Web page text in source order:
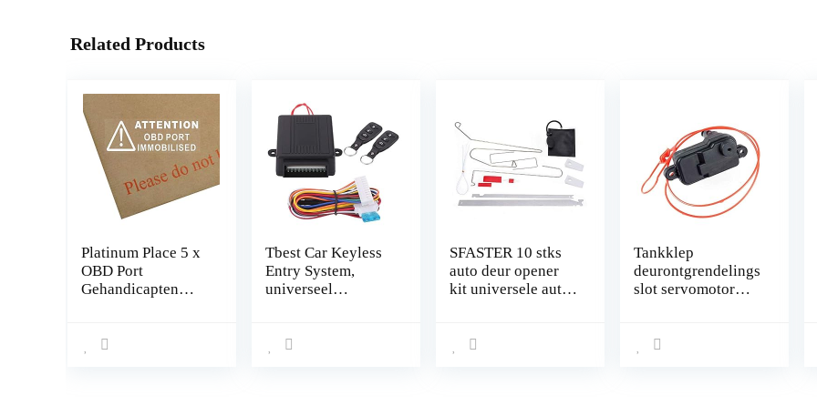
Related Products
Platinum Place 5 x
OBD Port
Gehandicapten
Veiligheid Venster
Tbest Car Keyless
Entry System,
universeel
System, deurslot,
SFASTER 10 stks
auto deur opener
kit universele auto
draagbare auto
Tankklep
deurontgrendelings
slot servomotor
Q3 Q7 L0862153D